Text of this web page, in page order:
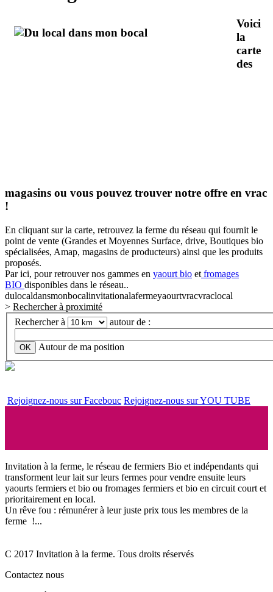
Voici
la
carte
des
magasins ou vous pouvez trouver notre offre en vrac
!
En cliquant sur la carte, retrouvez la ferme du réseau qui fournit le
point de vente (Grandes et Moyennes Surface, drive, Boutiques bio
spécialisées, Amap, magasins de producteurs) ainsi que les produits
proposés.
Par ici, pour retrouver nos gammes en yaourt bio et fromages
BIO disponibles dans le réseau..
dulocaldansmonbocalinvitationalafermeyaourtvracvraclocal
> Rechercher à proximité
Rechercher à
autour de :
OK Autour de ma position
Rejoignez-nous sur Facebouc Rejoignez-nous sur YOU TUBE
Invitation à la ferme, le réseau de fermiers Bio et indépendants qui
transforment leur lait sur leurs fermes pour vendre ensuite leurs
yaourts fermiers et bio ou fromages fermiers et bio en circuit court et
prioritairement en local.
Un rêve fou : rémunérer à leur juste prix tous les membres de la
ferme !...
C 2017 Invitation à la ferme. Tous droits réservés
Contactez nous